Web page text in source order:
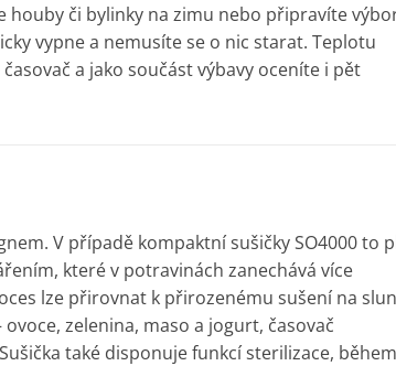
či bylinky na zimu nebo připravíte
vypne a nemusíte se o nic starat. Teplotu
a jako součást výbavy oceníte i pět
V případě kompaktní sušičky SO4000 to
které v potravinách zanechává více
lze přirovnat k přirozenému sušení na
zelenina, maso a jogurt, časovač
také disponuje funkcí sterilizace, během